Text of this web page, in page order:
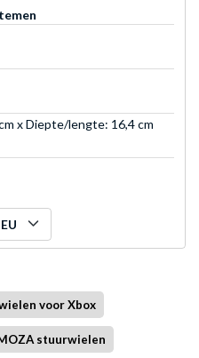
x Diepte/lengte: 16,4 cm
voor Xbox
stuurwielen